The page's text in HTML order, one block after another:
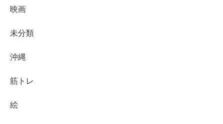
映画
未分類
沖縄
筋トレ
絵